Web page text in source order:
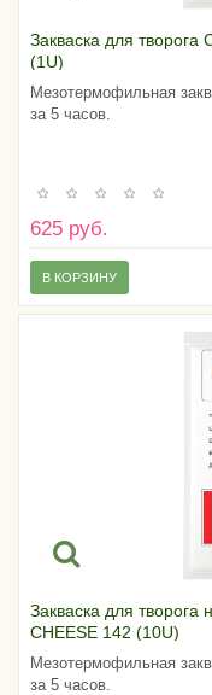
Закваска для творога
(1U)
Мезотермофильная
за 5 часов.
625 руб.
В КОРЗИНУ
Закваска для творога
CHEESE 142 (10U)
Мезотермофильная
за 5 часов.